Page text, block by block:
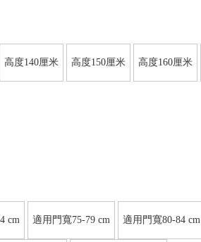
高度140厘米 高度150厘米 高度160厘米
cm 適用門寬75-79 cm 適用門寬80-84 cm